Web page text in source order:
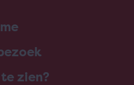
zien?